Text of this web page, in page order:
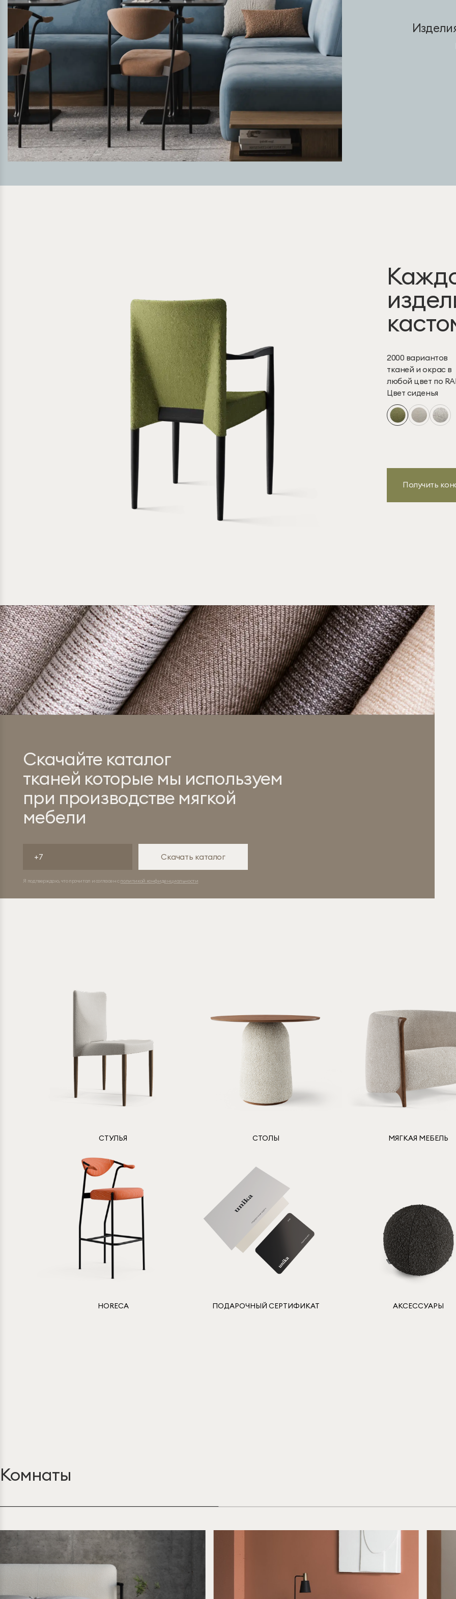
2000 вариантов
тканей и окрас в
любой цвет по
Цвет сиденья
Получить
Cкачайте каталог
тканей которые мы используем
при производстве мягкой
мебели
Скачать каталог
Я подтверждаю, что прочитал и согласен с политикой конфиденциальности
СТУЛЬЯ СТОЛЫ МЯГКАЯ МЕБЕЛЬ
HORECA ПОДАРОЧНЫЙ СЕРТИФИКАТ АКСЕССУАРЫ
Комнаты